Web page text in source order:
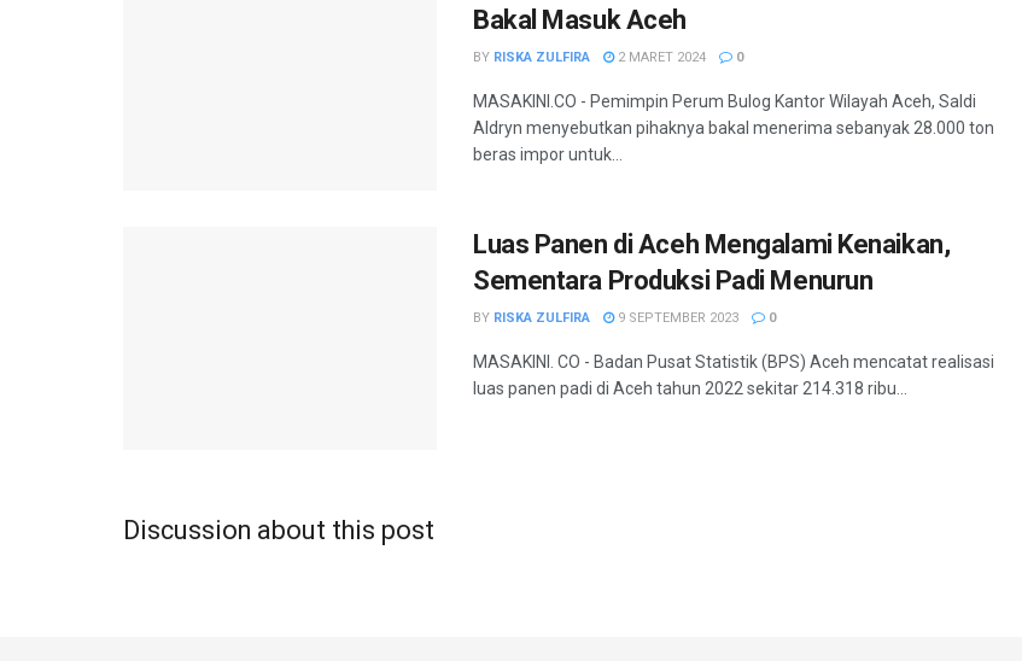
Bakal Masuk Aceh
BY RISKA ZULFIRA 2 MARET 2024 0
MASAKINI.CO - Pemimpin Perum Bulog Kantor Wilayah Aceh, Saldi
Aldryn menyebutkan pihaknya bakal menerima sebanyak 28.000 ton
beras impor untuk...
Luas Panen di Aceh Mengalami Kenaikan,
Sementara Produksi Padi Menurun
BY RISKA ZULFIRA 9 SEPTEMBER 2023 0
MASAKINI. CO - Badan Pusat Statistik (BPS) Aceh mencatat realisasi
luas panen padi di Aceh tahun 2022 sekitar 214.318 ribu...
Discussion about this post